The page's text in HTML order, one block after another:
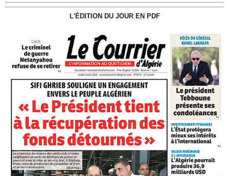
L'ÉDITION DU JOUR EN PDF